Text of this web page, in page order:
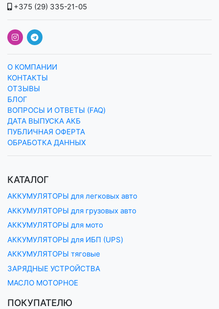
+375 (29) 335-21-05
О КОМПАНИИ
КОНТАКТЫ
ОТЗЫВЫ
БЛОГ
ВОПРОСЫ И ОТВЕТЫ (FAQ)
ДАТА ВЫПУСКА АКБ
ПУБЛИЧНАЯ ОФЕРТА
ОБРАБОТКА ДАННЫХ
КАТАЛОГ
АККУМУЛЯТОРЫ для легковых авто
АККУМУЛЯТОРЫ для грузовых авто
АККУМУЛЯТОРЫ для мото
АККУМУЛЯТОРЫ для ИБП (UPS)
АККУМУЛЯТОРЫ тяговые
ЗАРЯДНЫЕ УСТРОЙСТВА
МАСЛО МОТОРНОЕ
ПОКУПАТЕЛЮ